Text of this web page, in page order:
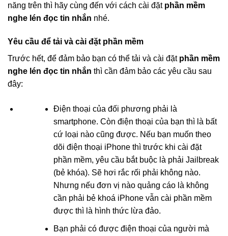
năng trên thì hãy cùng đến với cách cài đặt phần mềm
nghe lén đọc tin nhắn nhé.
Yêu cầu để tải và cài đặt phần mềm
Trước hết, để đảm bảo bạn có thể tải và cài đặt phần mềm
nghe lén đọc tin nhắn thì cần đảm bảo các yêu cầu sau
đây:
Điện thoại của đối phương phải là
smartphone. Còn điện thoại của bạn thì là bất
cứ loại nào cũng được. Nếu bạn muốn theo
dõi điện thoại iPhone thì trước khi cài đặt
phần mềm, yêu cầu bắt buộc là phải Jailbreak
(bẻ khóa). Sẽ hơi rắc rối phải không nào.
Nhưng nếu đơn vị nào quảng cáo là không
cần phải bẻ khoá iPhone vẫn cài phần mềm
được thì là hình thức lừa đảo.
Bạn phải có được điện thoại của người mà